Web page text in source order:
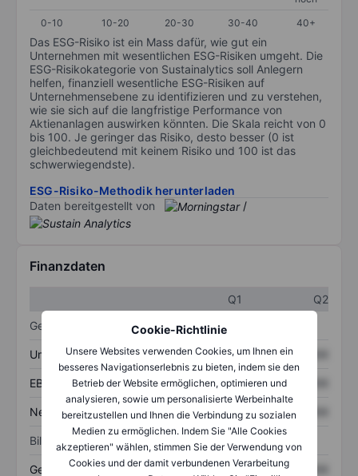
Cookie-Richtlinie
Unsere Websites verwenden Cookies, um Ihnen ein
besseres Navigationserlebnis zu bieten, indem sie den
Betrieb der Website ermöglichen, optimieren und
analysieren, sowie um personalisierte Werbeinhalte
bereitzustellen und Ihnen die Verbindung zu sozialen
Medien zu ermöglichen. Indem Sie "Alle Cookies
akzeptieren" wählen, stimmen Sie der Verwendung von
Cookies und der damit verbundenen Verarbeitung
0-10
10-20 20-30 30-40 40+
Das ESG-Risiko ist ein Mass dafür, wie gut ein
Unternehmen mit wesentlichen ESG-Risiken umgeht. Die
ESG-Risikokategorie von Sustainalytics soll Anlegern
helfen, finanziell wesentliche ESG-Risiken auf
Unternehmensebene zu identifizieren und zu verstehen,
wie sie sich auf die langfristige Performance von
Aktienanlagen auswirken könnten. Die Skala reicht von 0
bis 100. Je geringer das Risiko, desto besser (0 ist
gleichbedeutend mit keinem Risiko und 100 ist das
schwerwiegendste).
ESG-Risiko-Methodik herunterladen
Daten bereitgestellt von
/
Finanzdaten
Q1
Q2
Gewinn- und Verlustrechnung
Umsatz XXXXXXX XXXXXXX
EBITDA XXXXXXX XXXXXXX
Nettoeinkommen XXXXXXX XXXXXXX
Bilanz
Gesamtvermögen XXXXXXX XXXXXXX